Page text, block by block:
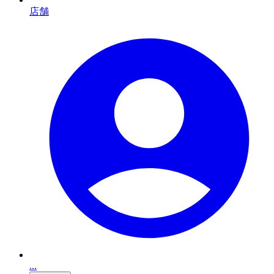
店舗
...